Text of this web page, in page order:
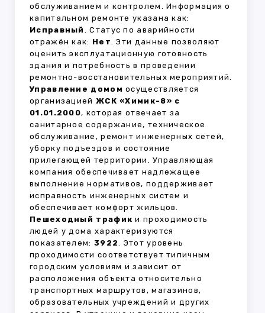
обслуживанием и контролем. Информация о
капитальном ремонте указана как:
Исправный . Статус по аварийности
отражён как: Нет. Эти данные позволяют
оценить эксплуатационную готовность
здания и потребность в проведении
ремонтно-восстановительных мероприятий.
Управление домом осуществляется
организацией ЖСК «Химик-8» с
01.01.2000, которая отвечает за
санитарное содержание, техническое
обслуживание, ремонт инженерных сетей,
уборку подъездов и состояние
прилегающей территории. Управляющая
компания обеспечивает надлежащее
выполнение нормативов, поддерживает
исправность инженерных систем и
обеспечивает комфорт жильцов.
Пешеходный трафик и проходимость
людей у дома характеризуются
показателем: 3922. Этот уровень
проходимости соответствует типичным
городским условиям и зависит от
расположения объекта относительно
транспортных маршрутов, магазинов,
образовательных учреждений и других